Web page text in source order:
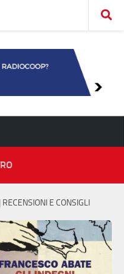
RECENSIONI E CONSIGLI